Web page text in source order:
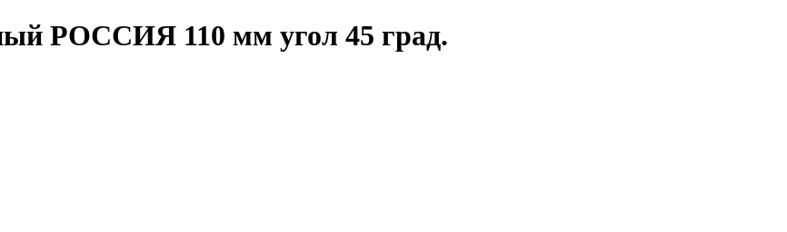
РОССИЯ 110 мм угол 45 град.